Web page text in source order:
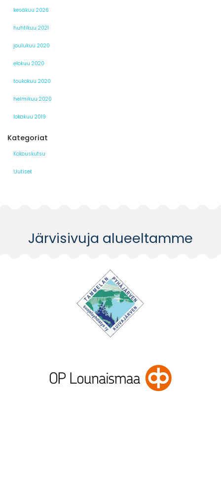
kesäkuu 2026
huhtikuu 2021
joulukuu 2020
elokuu 2020
toukokuu 2020
helmikuu 2020
lokakuu 2019
Kategoriat
Kokouskutsu
Uutiset
Järvisivuja alueeltamme